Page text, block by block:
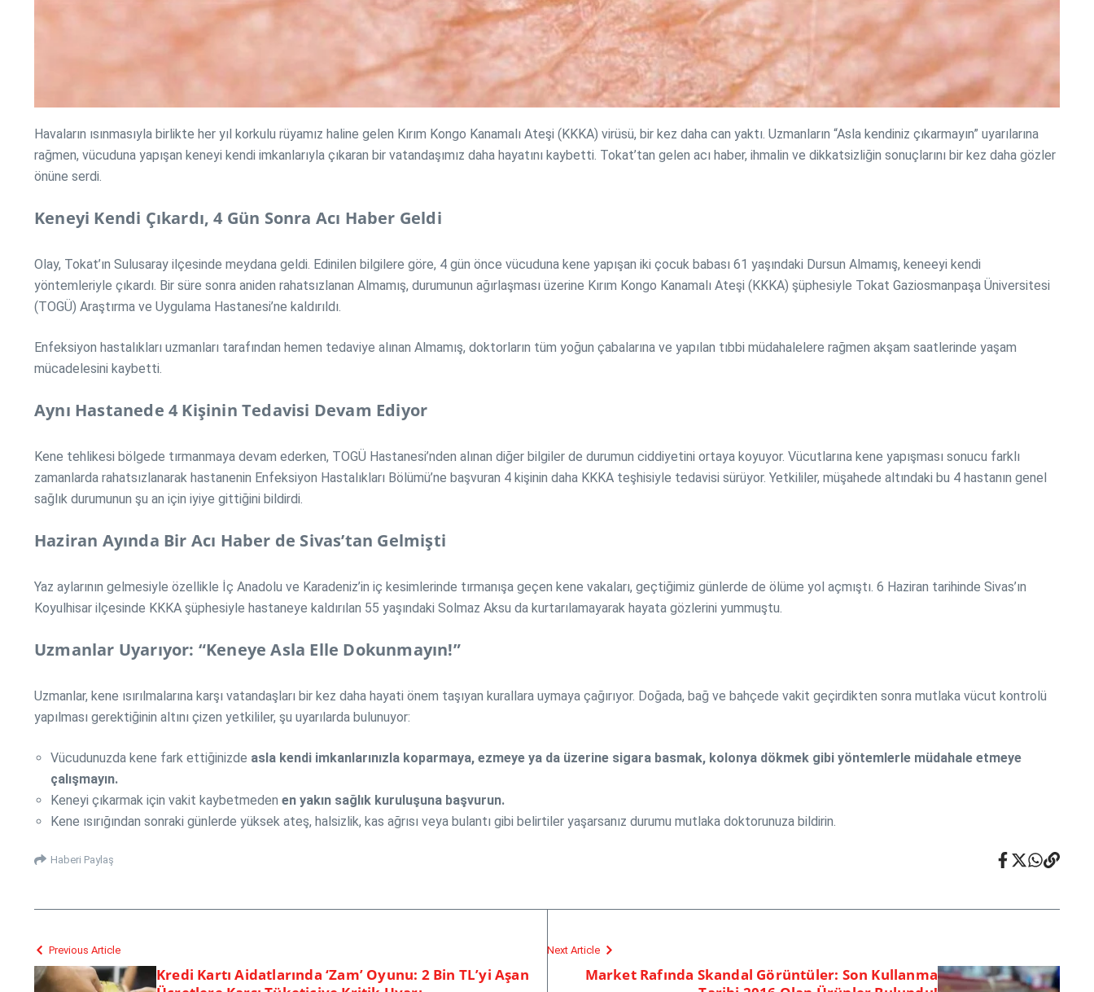
Havaların ısınmasıyla birlikte her yıl korkulu rüyamız haline gelen Kırım Kongo Kanamalı Ateşi (KKKA) virüsü, bir kez daha can yaktı. Uzmanların “Asla kendiniz çıkarmayın” uyarılarına
rağmen, vücuduna yapışan keneyi kendi imkanlarıyla çıkaran bir vatandaşımız daha hayatını kaybetti. Tokat’tan gelen acı haber, ihmalin ve dikkatsizliğin sonuçlarını bir kez daha gözler
önüne serdi.
Keneyi Kendi Çıkardı, 4 Gün Sonra Acı Haber Geldi
Olay, Tokat’ın Sulusaray ilçesinde meydana geldi. Edinilen bilgilere göre, 4 gün önce vücuduna kene yapışan iki çocuk babası 61 yaşındaki Dursun Almamış, keneeyi kendi
yöntemleriyle çıkardı. Bir süre sonra aniden rahatsızlanan Almamış, durumunun ağırlaşması üzerine Kırım Kongo Kanamalı Ateşi (KKKA) şüphesiyle Tokat Gaziosmanpaşa Üniversitesi
(TOGÜ) Araştırma ve Uygulama Hastanesi’ne kaldırıldı.
Enfeksiyon hastalıkları uzmanları tarafından hemen tedaviye alınan Almamış, doktorların tüm yoğun çabalarına ve yapılan tıbbi müdahalelere rağmen akşam saatlerinde yaşam
mücadelesini kaybetti.
Aynı Hastanede 4 Kişinin Tedavisi Devam Ediyor
Kene tehlikesi bölgede tırmanmaya devam ederken, TOGÜ Hastanesi’nden alınan diğer bilgiler de durumun ciddiyetini ortaya koyuyor. Vücutlarına kene yapışması sonucu farklı
zamanlarda rahatsızlanarak hastanenin Enfeksiyon Hastalıkları Bölümü’ne başvuran 4 kişinin daha KKKA teşhisiyle tedavisi sürüyor. Yetkililer, müşahede altındaki bu 4 hastanın genel
sağlık durumunun şu an için iyiye gittiğini bildirdi.
Haziran Ayında Bir Acı Haber de Sivas’tan Gelmişti
Yaz aylarının gelmesiyle özellikle İç Anadolu ve Karadeniz’in iç kesimlerinde tırmanışa geçen kene vakaları, geçtiğimiz günlerde de ölüme yol açmıştı. 6 Haziran tarihinde Sivas’ın
Koyulhisar ilçesinde KKKA şüphesiyle hastaneye kaldırılan 55 yaşındaki Solmaz Aksu da kurtarılamayarak hayata gözlerini yummuştu.
Uzmanlar Uyarıyor: “Keneye Asla Elle Dokunmayın!”
Uzmanlar, kene ısırılmalarına karşı vatandaşları bir kez daha hayati önem taşıyan kurallara uymaya çağırıyor. Doğada, bağ ve bahçede vakit geçirdikten sonra mutlaka vücut kontrolü
yapılması gerektiğinin altını çizen yetkililer, şu uyarılarda bulunuyor:
Vücudunuzda kene fark ettiğinizde asla kendi imkanlarınızla koparmaya, ezmeye ya da üzerine sigara basmak, kolonya dökmek gibi yöntemlerle müdahale etmeye
çalışmayın.
Keneyi çıkarmak için vakit kaybetmeden en yakın sağlık kuruluşuna başvurun.
Kene ısırığından sonraki günlerde yüksek ateş, halsizlik, kas ağrısı veya bulantı gibi belirtiler yaşarsanız durumu mutlaka doktorunuza bildirin.
Haberi Paylaş
Previous Article
Kredi Kartı Aidatlarında ‘Zam’ Oyunu: 2 Bin TL’yi Aşan
Next Article
Market Rafında Skandal Görüntüler: Son Kullanma